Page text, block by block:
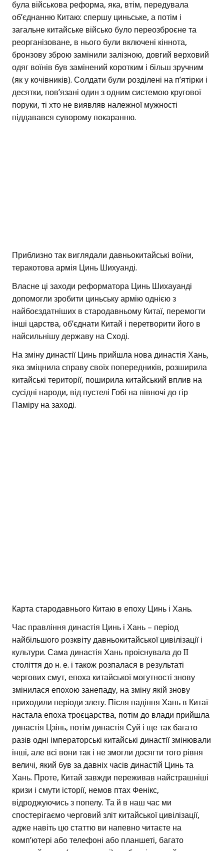
була військова реформа, яка, втім, передувала
об’єднанню Китаю: спершу циньське, а потім і
загальне китайське військо було переозброєне та
реорганізоване, в нього були включені кіннота,
бронзову зброю замінили залізною, довгий верховий
одяг воїнів був замінений коротким і більш зручним
(як у кочівників). Солдати були розділені на п’ятірки і
десятки, пов’язані один з одним системою кругової
поруки, ті хто не виявляв належної мужності
піддавався суворому покаранню.
Приблизно так виглядали давньокитайські воїни,
теракотова армія Цинь Шихуанді.
Власне ці заходи реформатора Цинь Шихауанді
допомогли зробити циньську армію однією з
найбоєздатніших в стародавньому Китаї, перемогти
інші царства, об’єднати Китай і перетворити його в
найсильнішу державу на Сході.
На зміну династії Цинь прийшла нова династія Хань,
яка зміцнила справу своїх попередників, розширила
китайські території, поширила китайський вплив на
сусідні народи, від пустелі Гобі на півночі до гір
Паміру на заході.
Карта стародавнього Китаю в епоху Цинь і Хань.
Час правління династія Цинь і Хань – період
найбільшого розквіту давньокитайської цивілізації і
культури. Сама династія Хань проіснувала до II
століття до н. е. і також розпалася в результаті
чергових смут, епоха китайської могутності знову
змінилася епохою занепаду, на зміну якій знову
приходили періоди злету. Після падіння Хань в Китаї
настала епоха троєцарства, потім до влади прийшла
династія Цзінь, потім династія Суй і ще так багато
разів одні імператорські китайські династії змінювали
інші, але всі вони так і не змогли досягти того рівня
величі, який був за давніх часів династій Цинь та
Хань. Проте, Китай завжди переживав найстрашніші
кризи і смути історії, немов птах Фенікс,
відроджуючись з попелу. Та й в наш час ми
спостерігаємо черговий зліт китайської цивілізації,
адже навіть цю статтю ви напевно читаєте на
комп’ютері або телефоні або планшеті, багато